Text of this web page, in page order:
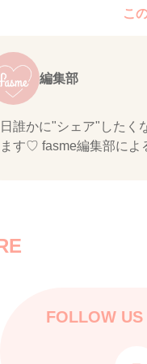
こ
編集部
誰かに"シェア"したく
ます♡ fasme編集部に
FOLLOW US